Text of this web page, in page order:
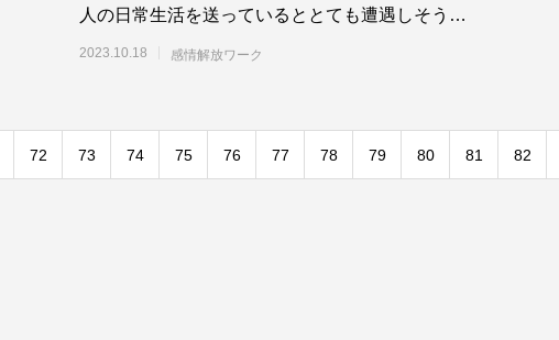
人の日常生活を送っているととても遭遇しそうに
ないものだったりすることが結構あって、誘導し
2023.10.18 感情解放ワーク
72 73 74 75 76 77 78 79 80 81 82